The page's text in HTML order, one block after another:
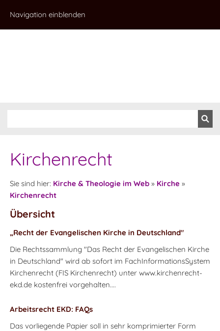
Navigation einblenden
Kirchenrecht
Sie sind hier: Kirche & Theologie im Web » Kirche »
Kirchenrecht
Übersicht
„Recht der Evangelischen Kirche in Deutschland"
Die Rechtssammlung "Das Recht der Evangelischen Kirche
in Deutschland" wird ab sofort im FachInformationsSystem
Kirchenrecht (FIS Kirchenrecht) unter www.kirchenrecht-
ekd.de kostenfrei vorgehalten....
Arbeitsrecht EKD: FAQs
Das vorliegende Papier soll in sehr komprimierter Form